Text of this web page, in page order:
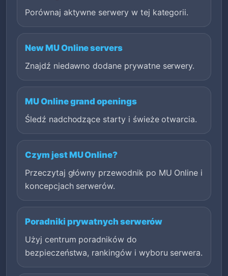
Porównaj aktywne serwery w tej kategorii.
New MU Online servers
Znajdź niedawno dodane prywatne serwery.
MU Online grand openings
Śledź nadchodzące starty i świeże otwarcia.
Czym jest MU Online?
Przeczytaj główny przewodnik po MU Online i
koncepcjach serwerów.
Poradniki prywatnych serwerów
Użyj centrum poradników do
bezpieczeństwa, rankingów i wyboru serwera.